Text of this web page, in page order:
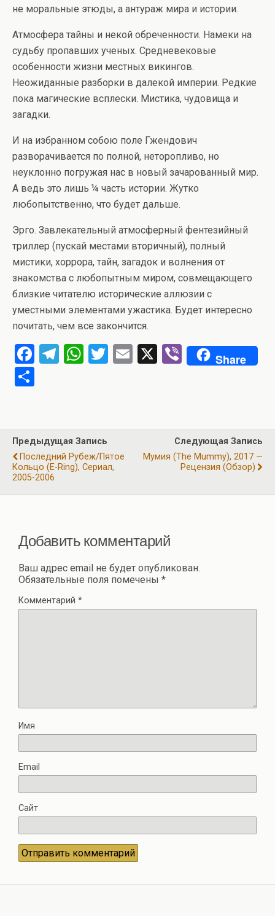
не моральные этюды, а антураж мира и истории.
Атмосфера тайны и некой обреченности. Намеки на
судьбу пропавших ученых. Средневековые
особенности жизни местных викингов.
Неожиданные разборки в далекой империи. Редкие
пока магические всплески. Мистика, чудовища и
загадки.
И на избранном собою поле Гжендович
разворачивается по полной, неторопливо, но
неуклонно погружая нас в новый зачарованный мир.
А ведь это лишь ¼ часть истории. Жутко
любопытственно, что будет дальше.
Эрго. Завлекательный атмосферный фентезийный
триллер (пускай местами вторичный), полный
мистики, хоррора, тайн, загадок и волнения от
знакомства с любопытным миром, совмещающего
близкие читателю исторические аллюзии с
уместными элементами ужастика. Будет интересно
почитать, чем все закончится.
F
o
o
k
T
a
m
W
A
p
p
T
E
X
Vi
b
Share
р
а
в
и
Предыдущая Запись
Последний Рубеж/Пятое
Кольцо (E-Ring), Сериал,
2005-2006
Следующая Запись
Мумия (The Mummy), 2017 —
Рецензия (обзор)
Добавить комментарий
Ваш адрес email не будет опубликован.
Обязательные поля помечены *
Комментарий *
Имя
Email
Сайт